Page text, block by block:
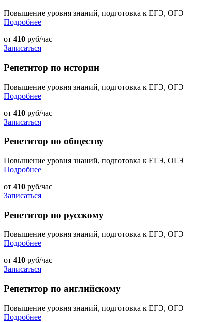
Повышение уровня знаний, подготовка к ЕГЭ, ОГЭ
Подробнее
от 410 руб/час
Записаться
Репетитор по истории
Повышение уровня знаний, подготовка к ЕГЭ, ОГЭ
Подробнее
от 410 руб/час
Записаться
Репетитор по обществу
Повышение уровня знаний, подготовка к ЕГЭ, ОГЭ
Подробнее
от 410 руб/час
Записаться
Репетитор по русскому
Повышение уровня знаний, подготовка к ЕГЭ, ОГЭ
Подробнее
от 410 руб/час
Записаться
Репетитор по английскому
Повышение уровня знаний, подготовка к ЕГЭ, ОГЭ
Подробнее